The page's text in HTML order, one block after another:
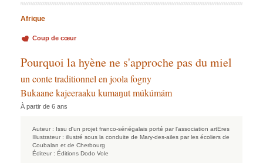
Afrique
Coup de cœur
Pourquoi la hyène ne s'approche pas du miel
un conte traditionnel en joola fogny
Bukaane kajeeraaku kumaŋut múkúmám
À partir de 6 ans
Auteur : Issu d'un projet franco-sénégalais porté par l'association artEres
Illustrateur : illustré sous la conduite de Mary-des-ailes par les écoliers de
Coubalan et de Cherbourg
Éditeur : Éditions Dodo Vole